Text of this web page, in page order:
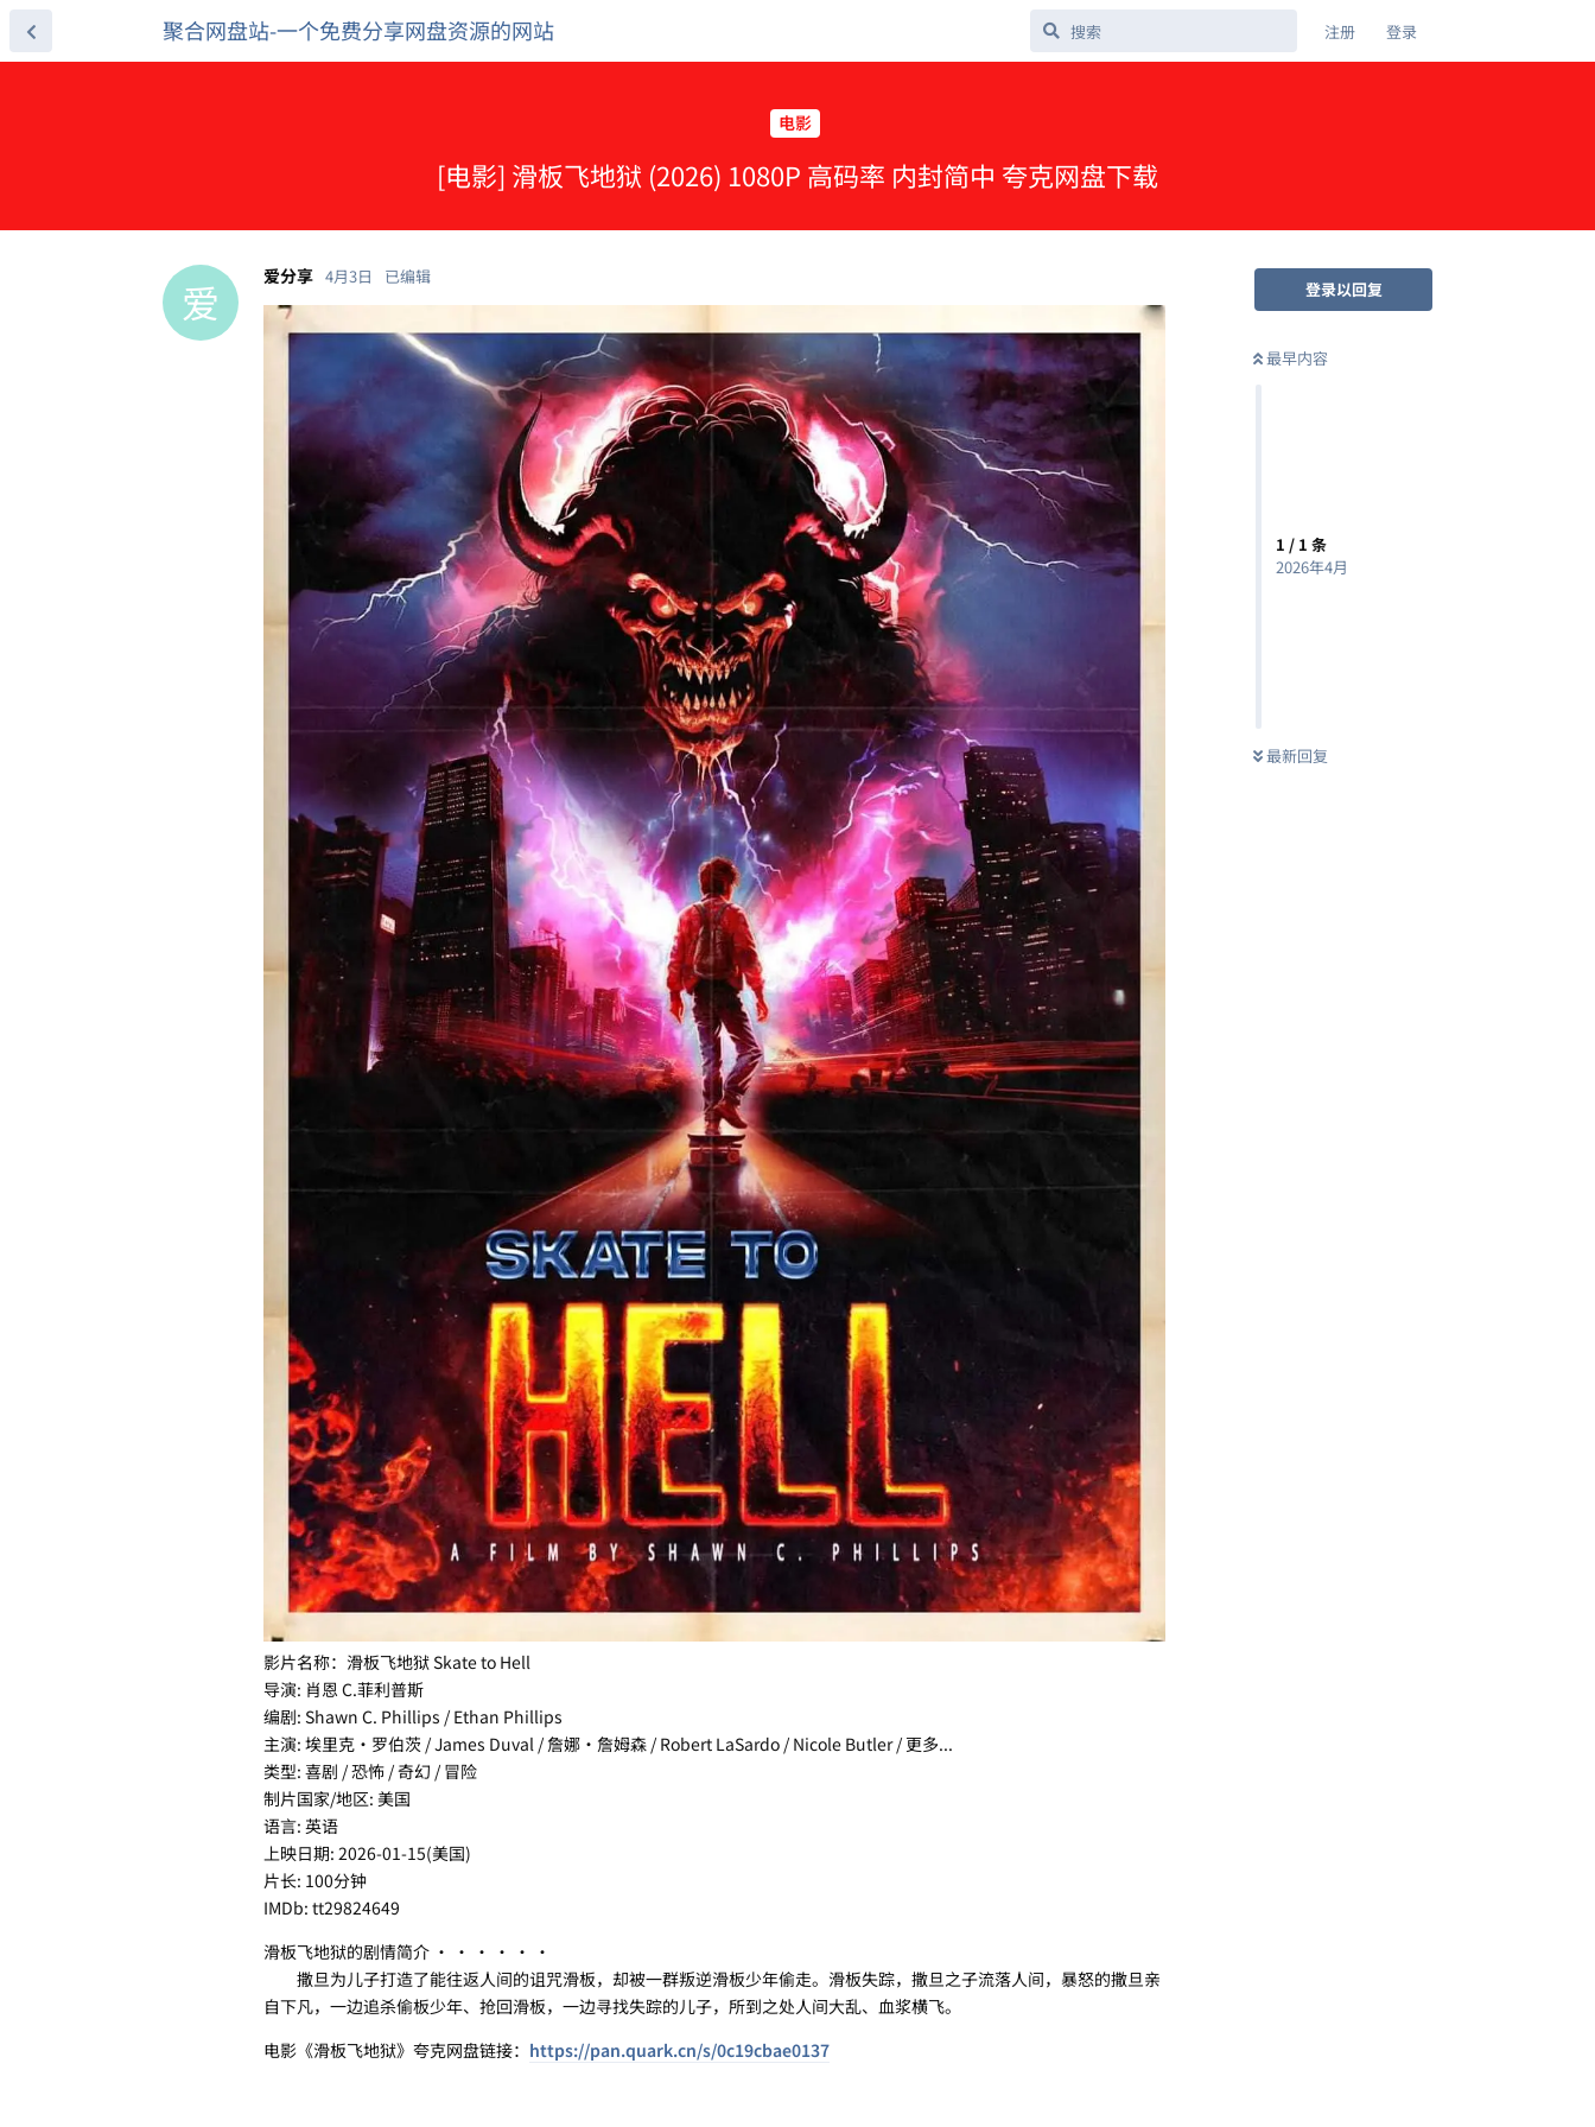
聚合网盘站-一个免费分享网盘资源的网站 注册 登录
电影
[电影] 滑板飞地狱 (2026) 1080P 高码率 内封简中 夸克网盘下载
登录以回复
最早内容
1 / 1 条
2026年4月
最新回复
爱 爱分享 4月3日 已编辑
影片名称：滑板飞地狱 Skate to Hell
导演: 肖恩 C.菲利普斯
编剧: Shawn C. Phillips / Ethan Phillips
主演: 埃里克·罗伯茨 / James Duval / 詹娜·詹姆森 / Robert LaSardo / Nicole Butler / 更多...
类型: 喜剧 / 恐怖 / 奇幻 / 冒险
制片国家/地区: 美国
语言: 英语
上映日期: 2026-01-15(美国)
片长: 100分钟
IMDb: tt29824649
滑板飞地狱的剧情简介 · · · · · ·
撒旦为儿子打造了能往返人间的诅咒滑板，却被一群叛逆滑板少年偷走。滑板失踪，撒旦之子流落人间，暴怒的撒旦亲
自下凡，一边追杀偷板少年、抢回滑板，一边寻找失踪的儿子，所到之处人间大乱、血浆横飞。
电影《滑板飞地狱》夸克网盘链接： https://pan.quark.cn/s/0c19cbae0137